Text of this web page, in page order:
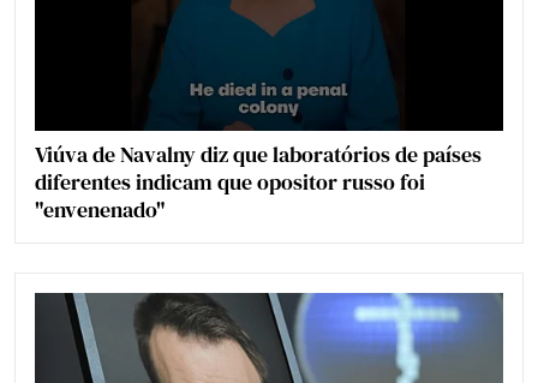
Viúva de Navalny diz que laboratórios de países
diferentes indicam que opositor russo foi
"envenenado"